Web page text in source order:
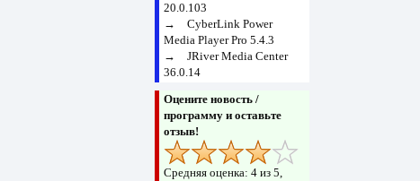
20.0.103
→ CyberLink Power
Media Player Pro 5.4.3
→ JRiver Media Center
36.0.14
Оцените новость /
программу и оставьте
отзыв!
Средняя оценка: 4из 5,